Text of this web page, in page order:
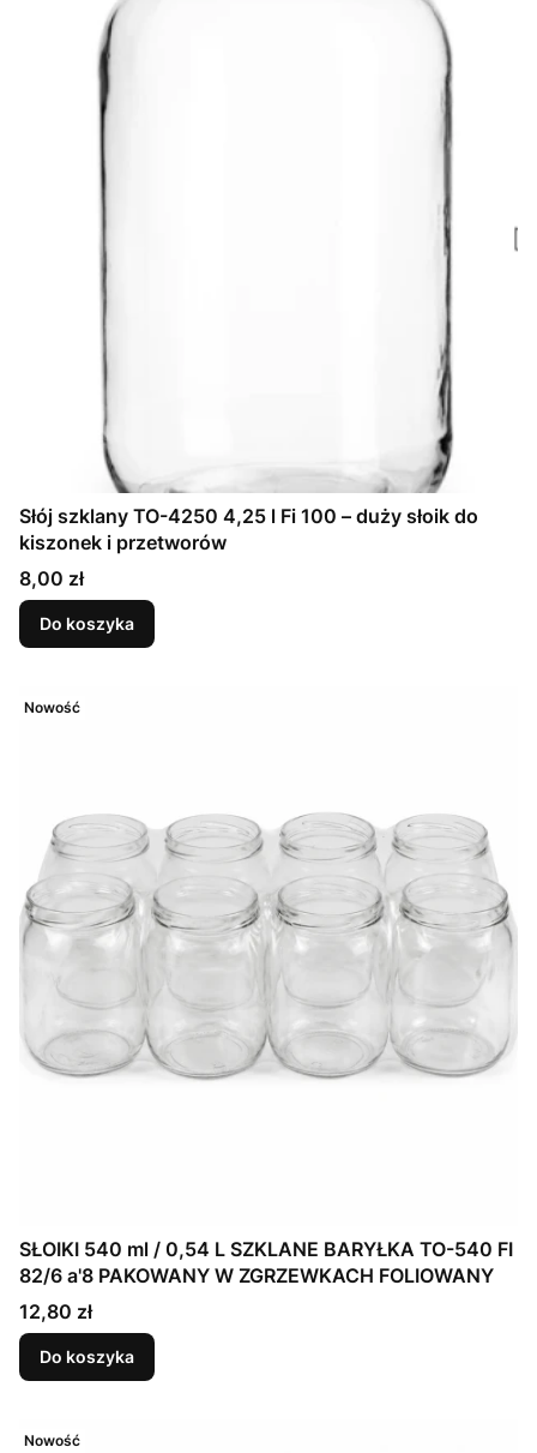
Słój szklany TO-4250 4,25 l Fi 100 – duży słoik do
kiszonek i przetworów
Cena
8,00 zł
Do koszyka
Nowość
SŁOIKI 540 ml / 0,54 L SZKLANE BARYŁKA TO-540 FI
82/6 a'8 PAKOWANY W ZGRZEWKACH FOLIOWANY
Cena
12,80 zł
Do koszyka
Nowość